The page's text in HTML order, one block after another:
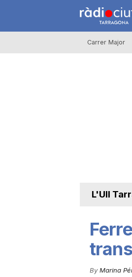
Carrer Major
L'Ull
By Marina